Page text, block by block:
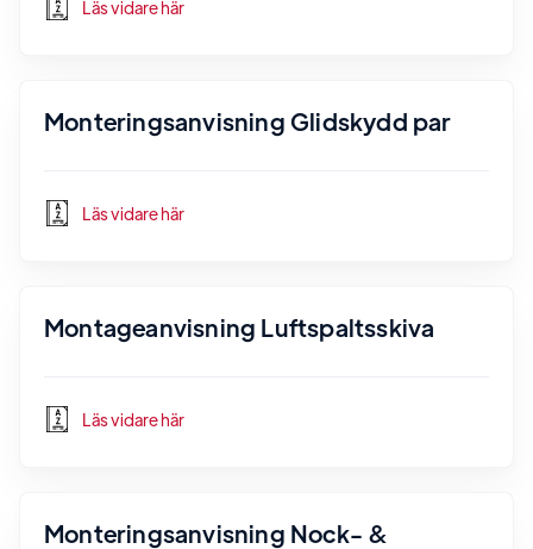
Läs vidare här
Monteringsanvisning Glidskydd par
Läs vidare här
Montageanvisning Luftspaltsskiva
Läs vidare här
Monteringsanvisning Nock- &